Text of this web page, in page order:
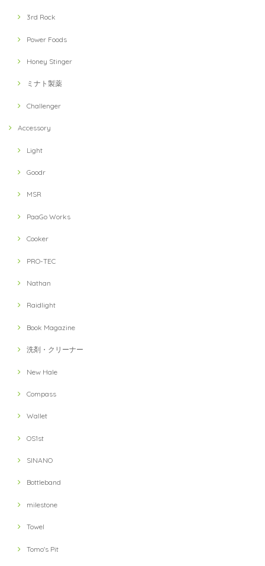
3rd Rock
Power Foods
Honey Stinger
ミナト製薬
Challenger
Accessory
Light
Goodr
MSR
PaaGo Works
Cooker
PRO-TEC
Nathan
Raidlight
Book Magazine
洗剤・クリーナー
New Hale
Compass
Wallet
OS1st
SINANO
Bottleband
milestone
Towel
Tomo's Pit